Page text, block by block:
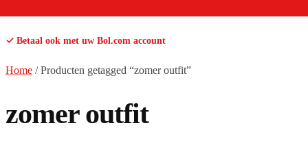
✓ Betaal ook met uw Bol.com account
Home /Producten getagged “zomer outfit”
zomer outfit